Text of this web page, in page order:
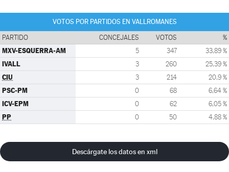
VOTOS POR PARTIDOS EN VALLROMANES
PARTIDO CONCEJALES VOTOS %
MXV-ESQUERRA-AM 5 347 33,89 %
IVALL 3 260 25,39 %
CIU 3 214 20,9 %
PSC-PM 0 68 6,64 %
ICV-EPM 0 62 6,05 %
PP 0 50 4,88 %
Descárgate los datos en xml